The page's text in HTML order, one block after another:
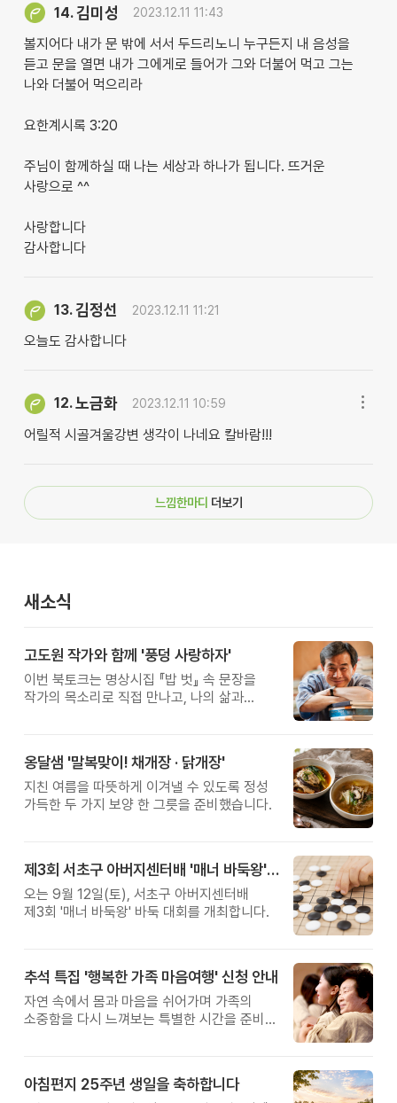
14.김미성 2023.12.11 11:43
볼지어다 내가 문 밖에 서서 두드리노니 누구든지 내 음성을
듣고 문을 열면 내가 그에게로 들어가 그와 더불어 먹고 그는
나와 더불어 먹으리라
요한계시록 3:20
주님이 함께하실 때 나는 세상과 하나가 됩니다. 뜨거운
사랑으로 ^^
사랑합니다
감사합니다
13.김정선 2023.12.11 11:21
오늘도 감사합니다
12.노금화 2023.12.11 10:59
어릴적 시골겨울강변 생각이 나네요 칼바람!!!
느낌한마디 더보기
새소식
고도원 작가와 함께 '풍덩 사랑하자'
이번 북토크는 명상시집 『밥 벗』 속 문장을
작가의 목소리로 직접 만나고, 나의 삶과
옹달샘 '말복맞이! 채개장 · 닭개장'
지친 여름을 따뜻하게 이겨낼 수 있도록 정성
가득한 두 가지 보양 한 그릇을 준비했습니다.
제3회 서초구 아버지센터배 '매너 바둑왕' 대회
오는 9월 12일(토), 서초구 아버지센터배
제3회 '매너 바둑왕' 바둑 대회를 개최합니다.
추석 특집 '행복한 가족 마음여행' 신청 안내
자연 속에서 몸과 마음을 쉬어가며 가족의
소중함을 다시 느껴보는 특별한 시간을 준비해
아침편지 25주년 생일을 축하합니다